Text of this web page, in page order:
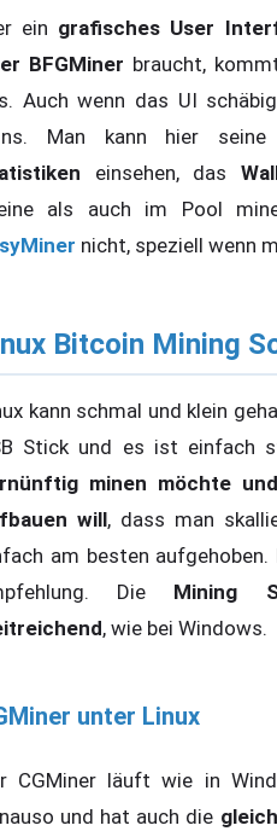
ein grafisches User
BFGMiner braucht,
Auch wenn das UI
Man kann hier seine
einsehen, das
als auch im Pool
nicht, speziell wenn
Bitcoin Mining
kann schmal und klein
Stick und es ist einfach
minen möchte
will, dass man
am besten
Die Mining
, wie bei Windows.
unter Linux
CGMiner läuft wie in
und hat auch die